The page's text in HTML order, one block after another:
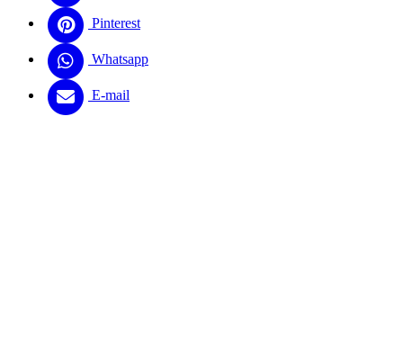
Pinterest
Whatsapp
E-mail